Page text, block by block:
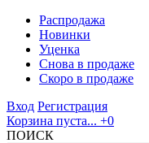
Распродажа
Новинки
Уценка
Снова в продаже
Скоро в продаже
Вход Регистрация
Корзина пуста... +0
ПОИСК